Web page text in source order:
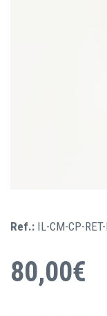
Ref.: IL-CM-CP-
80,00€